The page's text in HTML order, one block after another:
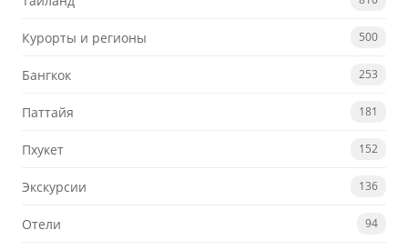
Курорты и регионы 500
Бангкок 253
Паттайя 181
Пхукет 152
Экскурсии 136
Отели 94